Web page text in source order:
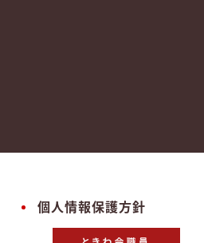
個人情報保護方針